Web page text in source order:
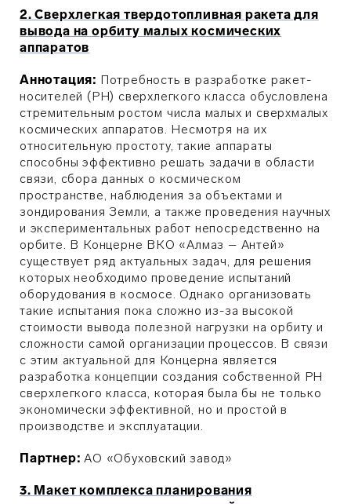
2. Сверхлегкая твердотопливная ракета для
вывода на орбиту малых космических
аппаратов
Аннотация: Потребность в разработке ракет-
носителей (РН) сверхлегкого класса обусловлена
стремительным ростом числа малых и сверхмалых
космических аппаратов. Несмотря на их
относительную простоту, такие аппараты
способны эффективно решать задачи в области
связи, сбора данных о космическом
пространстве, наблюдения за объектами и
зондирования Земли, а также проведения научных
и экспериментальных работ непосредственно на
орбите. В Концерне ВКО «Алмаз – Антей»
существует ряд актуальных задач, для решения
которых необходимо проведение испытаний
оборудования в космосе. Однако организовать
такие испытания пока сложно из-за высокой
стоимости вывода полезной нагрузки на орбиту и
сложности самой организации процессов. В связи
с этим актуальной для Концерна является
разработка концепции создания собственной РН
сверхлегкого класса, которая была бы не только
экономически эффективной, но и простой в
производстве и эксплуатации.
Партнер:АО «Обуховский завод»
3. Макет комплекса планирования